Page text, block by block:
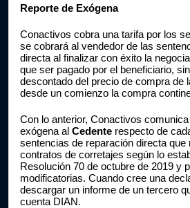
Reporte de Exógena
Conactivos cobra una tarifa por los
se cobrará al vendedor de las
directa al finalizar con éxito la
que ser pagado por el beneficiario,
descontado del precio de compra de
desde un comienzo la compra
Con lo anterior, Conactivos
exógena al Cedente respecto de
sentencias de reparación directa que
contratos de corretajes según lo
Resolución 70 de octubre de 2019 y
modificatorias. Cuando cree una
descargar un informe de un tercero
cuenta DIAN.